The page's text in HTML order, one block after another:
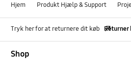
Hjem Produkt Hjælp & Support
Tryk her for at returnere dit køb Returner
Shop